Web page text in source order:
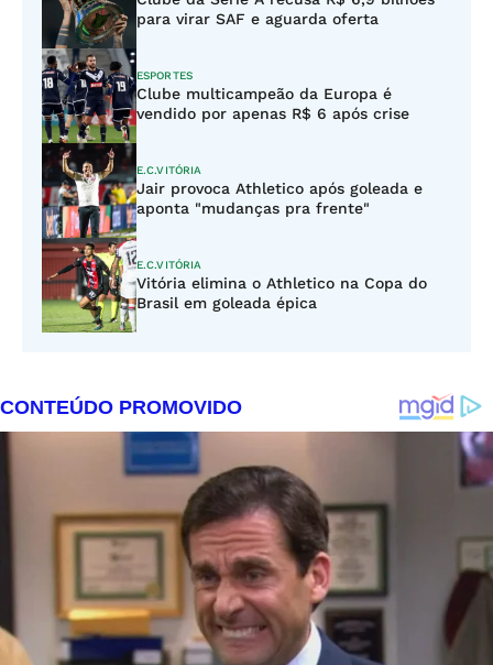
para virar SAF e aguarda oferta
ESPORTES
Clube multicampeão da Europa é
vendido por apenas R$ 6 após crise
E.C.VITÓRIA
Jair provoca Athletico após goleada e
aponta "mudanças pra frente"
E.C.VITÓRIA
Vitória elimina o Athletico na Copa do
Brasil em goleada épica